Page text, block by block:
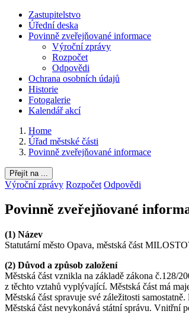
Zastupitelstvo
Úřední deska
Povinně zveřejňované informace
Výroční zprávy
Rozpočet
Odpovědi
Ochrana osobních údajů
Historie
Fotogalerie
Kalendář akcí
Home
Úřad městské části
Povinně zveřejňované informace
Přejít na ...
Výroční zprávy Rozpočet Odpovědi
Povinně zveřejňované
(1) Název
Statutární město Opava, městská část
(2) Důvod a způsob založení
Městská část vznikla na základě zákona č.128/
z těchto vztahů vyplývající. Městská část má
Městská část spravuje své záležitosti
Městská část nevykonává státní správu. Vnitřní